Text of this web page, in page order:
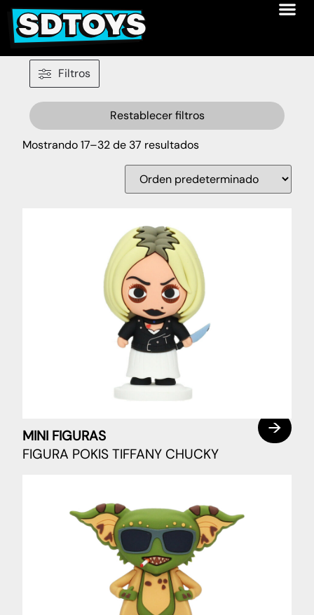
Filtros
Restablecer filtros
Mostrando 17–32 de 37 resultados
MINI FIGURAS
FIGURA POKIS TIFFANY CHUCKY